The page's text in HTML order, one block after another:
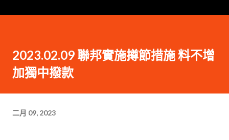
2023.02.09 聯邦實施撙節措施 料不增
加獨中撥款
二月 09, 2023